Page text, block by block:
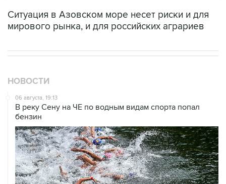
Ситуация в Азовском море несет риски и для
мирового рынка, и для российских аграриев
НОВОСТИ
06 августа, 19:13
В реку Сену на ЧЕ по водным видам спорта попал
бензин